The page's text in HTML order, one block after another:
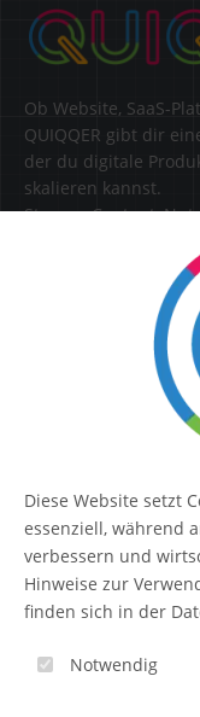
Ob Website, SaaS-
QUIQQER gibt dir
der du digitale
skalieren kannst.
Steuere Content,
Erweiterungen
QUIQQER
Themen-Übersicht
Diese Website setzt
essenziell, während
verbessern und
Hinweise zur
finden sich in der
Notwendig